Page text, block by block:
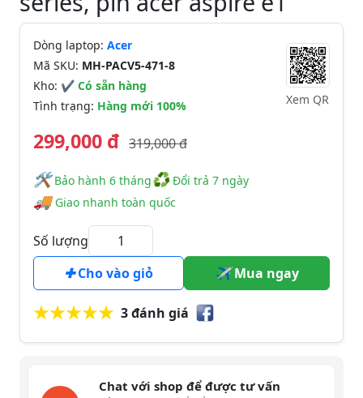
Dòng laptop: Acer
Mã SKU: MH-PACV5-471-8
Kho: ✔ Có sẵn hàng
Tình trạng: Hàng mới 100% Xem QR
299,000 đ 319,000 đ
🛠️️ Bảo hành 6 tháng♻Đổi trả 7 ngày
🚚Giao nhanh toàn quốc
Số lượng
Cho vào giỏ
Mua ngay
3 đánh giá
Chat với shop để được tư vấn